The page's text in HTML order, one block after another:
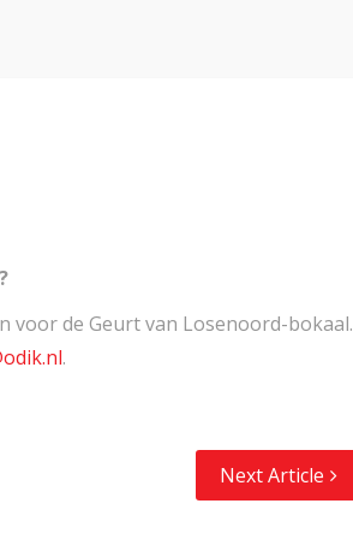
voor de Geurt van Losenoord-bokaal.
.
Next Article